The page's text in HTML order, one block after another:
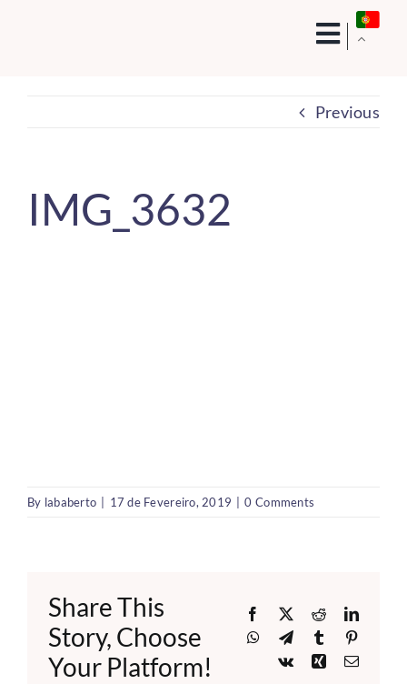
Previous
IMG_3632
By lababerto 17 de Fevereiro, 2019 0 Comments
Share This
Story, Choose
Your Platform!
Facebook
X Reddit
WhatsApp
TelegramTumblr
Vk
XingEmail